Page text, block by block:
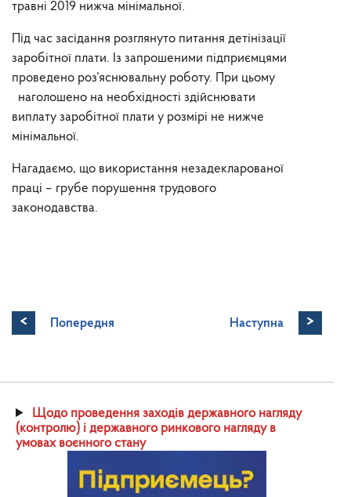
травні 2019 нижча мінімальної.
Під час засідання розглянуто питання детінізації
заробітної плати. Із запрошеними підприємцями
проведено роз’яснювальну роботу. При цьому
наголошено на необхідності здійснювати
виплату заробітної плати у розмірі не нижче
мінімальної.
Нагадаємо, що використання незадекларованої
праці – грубе порушення трудового
законодавства.
< Попередня Наступна >
Щодо проведення заходів державного нагляду
(контролю) і державного ринкового нагляду в
умовах воєнного стану